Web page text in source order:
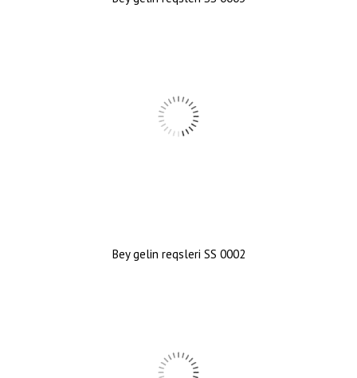
Bey gelin reqsleri SS 0002